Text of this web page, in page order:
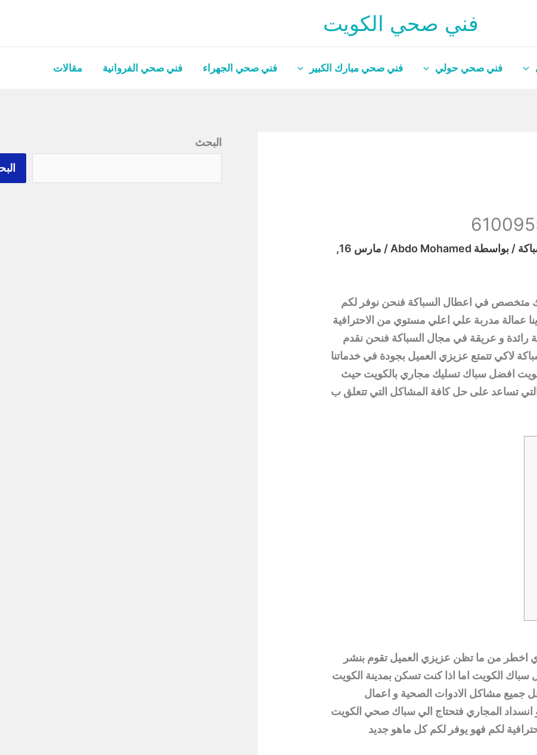
فني صحي الكويت
فني صحي حولي فني صحي مبارك الكبير فني صحي الجهراء فني صحي الفروانية مقالات
/ بواسطة Abdo Mohamed
/
مارس 16,
متخصص في اعطال السباكة فنحن نوفر لكم
عمالة مدربة علي اعلي مستوي من الاحترافية
رائدة و عريقة في مجال السباكة فنحن نقدم
لاكي تتمتع عزيزي العميل بجودة في خدماتنا
افضل سباك تسليك مجاري بالكويت حيث
التي تساعد على حل كافة المشاكل التي تتعلق ب
اخطر من ما تظن عزيزي العميل تقوم بنشر
سباك الكويت اما اذا كنت تسكن بمدينة الكويت
جميع مشاكل الادوات الصحية و اعمال
انسداد المجاري فتحتاج الي سباك صحي الكويت
لكم فهو يوفر لكم كل ماهو جديد
البحث